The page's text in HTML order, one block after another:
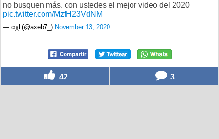
no busquen más. con ustedes el mejor video del 2020
pic.twitter.com/MzfH23VdNM
— αχl (@axeb7_) November 13, 2020
42 3